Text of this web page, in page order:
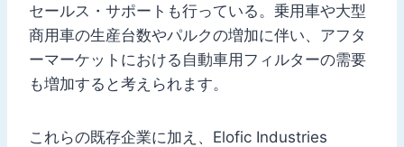
セールス・サポートも行っている。乗用車や大型
商用車の生産台数やパルクの増加に伴い、アフタ
ーマーケットにおける自動車用フィルターの需要
も増加すると考えられます。
これらの既存企業に加え、Elofic Industries